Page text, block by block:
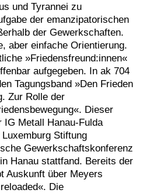
und Tyrannei zu
der emanzipatorischen
der Gewerkschaften.
aber einfache Orientierung.
»Friedensfreund:innen«
aufgegeben. In ak 704
Tagungsband »Den Frieden
Zur Rolle der
Dieser
IG Metall Hanau-Fulda
Stiftung
Gewerkschaftskonferenz
Hanau stattfand. Bereits der
Auskunft über Meyers
Die